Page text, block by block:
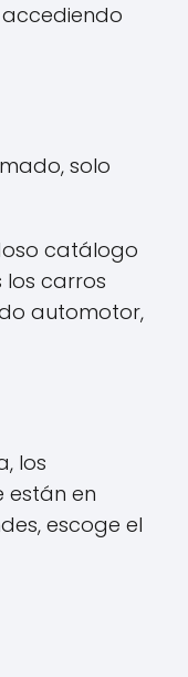
solo
catálogo
carros
automotor,
los
están en
escoge el